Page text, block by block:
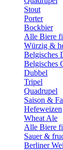
Stout
Porter
Bockbier
Alle Biere
Würzig &
Belgisches
Belgisches
Dubbel
Tripel
Quadrupel
Saison &
Hefeweizen
Wheat Ale
Alle Biere
Sauer &
Berliner